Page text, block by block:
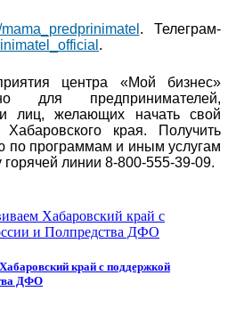
. Телеграм-
.
центра «Мой бизнес»
для предпринимателей,
лиц, желающих начать свой
края. Получить
по программам и иным услугам
линии 8-800-555-39-09.
край с поддержкой
ДФО